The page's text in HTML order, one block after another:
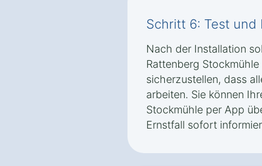
Schritt 6: Test
Nach der Installation
Rattenberg
sicherzustellen, dass
arbeiten. Sie können
Stockmühle per App
Ernstfall sofort